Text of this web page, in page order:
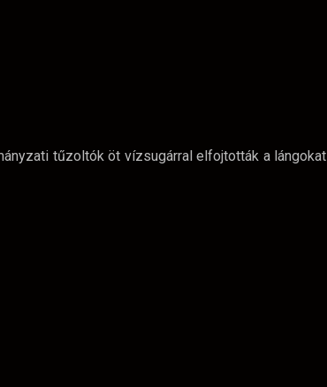
tűzoltók öt vízsugárral elfojtották a lángokat